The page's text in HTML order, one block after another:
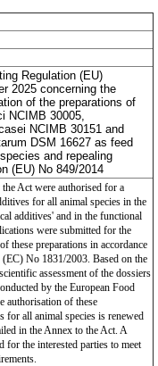
Regulation (EU)
2025 concerning the
of the preparations of
NCIMB 30005,
NCIMB 30151 and
DSM 16627 as feed
and repealing
(EU) No 849/2014
Act were authorised for a
for all animal species in the
additives' and in the functional
were submitted for the
these preparations in accordance
No 1831/2003. Based on the
assessment of the dossiers
by the European Food
authorisation of these
for all animal species is renewed
in the Annex to the Act. A
for the interested parties to meet